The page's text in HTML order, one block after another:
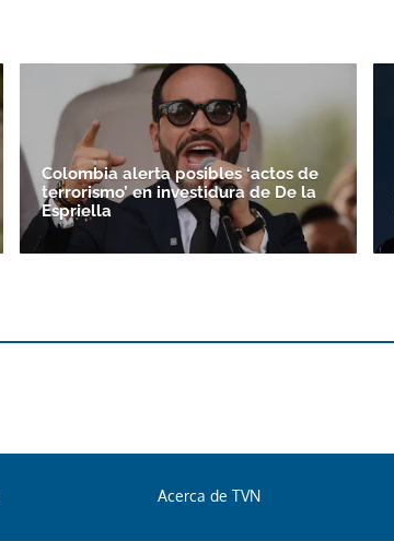
Colombia alerta posibles ‘actos de
terrorismo’ en investidura de De la
Espriella
Acerca de TVN